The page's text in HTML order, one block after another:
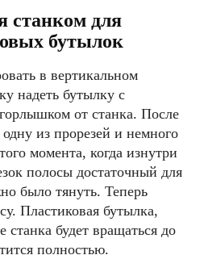
станком для
бутылок
в вертикальном
надеть бутылку с
от станка. После
из прорезей и немного
момента, когда изнутри
полосы достаточный для
было тянуть. Теперь
Пластиковая бутылка,
будет вращаться до
полностью.